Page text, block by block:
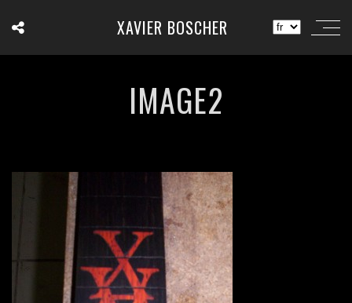
XAVIER BOSCHER
IMAGE2